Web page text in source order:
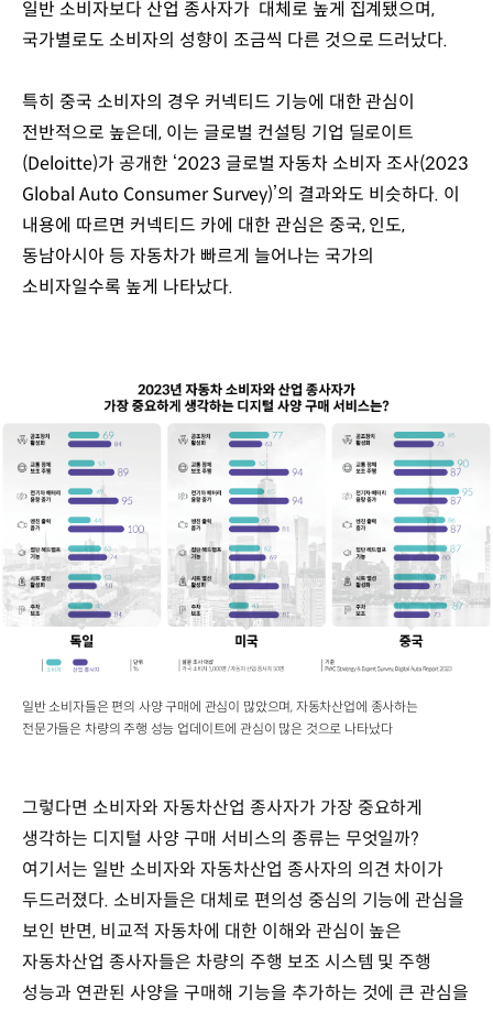
일반 소비자보다 산업 종사자가 대체로 높게 집계됐으며,
국가별로도 소비자의 성향이 조금씩 다른 것으로 드러났다.
특히 중국 소비자의 경우 커넥티드 기능에 대한 관심이
전반적으로 높은데, 이는 글로벌 컨설팅 기업 딜로이트
(Deloitte)가 공개한 ‘2023 글로벌 자동차 소비자 조사(2023
Global Auto Consumer Survey)’의 결과와도 비슷하다. 이
내용에 따르면 커넥티드 카에 대한 관심은 중국, 인도,
동남아시아 등 자동차가 빠르게 늘어나는 국가의
소비자일수록 높게 나타났다.
일반 소비자들은 편의 사양 구매에 관심이 많았으며, 자동차산업에 종사하는
전문가들은 차량의 주행 성능 업데이트에 관심이 많은 것으로 나타났다
그렇다면 소비자와 자동차산업 종사자가 가장 중요하게
생각하는 디지털 사양 구매 서비스의 종류는 무엇일까?
여기서는 일반 소비자와 자동차산업 종사자의 의견 차이가
두드러졌다. 소비자들은 대체로 편의성 중심의 기능에 관심을
보인 반면, 비교적 자동차에 대한 이해와 관심이 높은
자동차산업 종사자들은 차량의 주행 보조 시스템 및 주행
성능과 연관된 사양을 구매해 기능을 추가하는 것에 큰 관심을